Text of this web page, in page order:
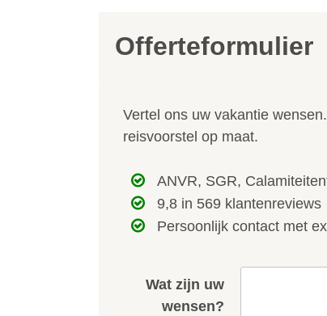
Offerteformulier
Vertel ons uw vakantie
reisvoorstel op maat.
ANVR, SGR,
9,8 in 569 klantenreviews
Persoonlijk contact met
Wat zijn uw
wensen?